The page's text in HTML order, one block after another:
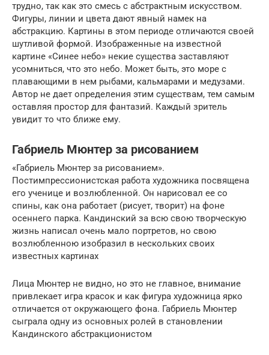
трудно, так как это смесь с абстрактным искусством.
Фигуры, линии и цвета дают явный намек на
абстракцию. Картины в этом периоде отличаются своей
шутливой формой. Изображенные на известной
картине «Синее небо» некие существа заставляют
усомниться, что это небо. Может быть, это море с
плавающими в нем рыбами, кальмарами и медузами.
Автор не дает определения этим существам, тем самым
оставляя простор для фантазий. Каждый зритель
увидит то что ближе ему.
Габриель Мюнтер за рисованием
«Габриель Мюнтер за рисованием».
Постимпрессионистская работа художника посвящена
его ученице и возлюбленной. Он нарисовал ее со
спины, как она работает (рисует, творит) на фоне
осеннего парка. Кандинский за всю свою творческую
жизнь написал очень мало портретов, но свою
возлюбленною изобразил в нескольких своих
известных картинах
Лица Мюнтер не видно, но это не главное, внимание
привлекает игра красок и как фигура художница ярко
отличается от окружающего фона. Габриель Мюнтер
сыграла одну из основных ролей в становлении
Кандинского абстракционистом